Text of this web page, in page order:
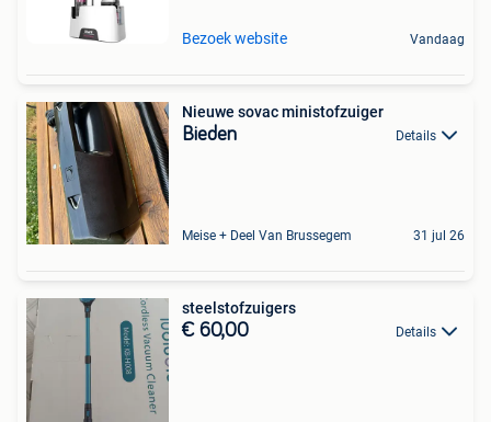
Bezoek website Vandaag
Nieuwe sovac ministofzuiger
Bieden Details
Meise + Deel Van Brussegem 31 jul 26
steelstofzuigers
€ 60,00 Details